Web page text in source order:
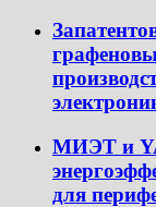
МИЭТ и
для